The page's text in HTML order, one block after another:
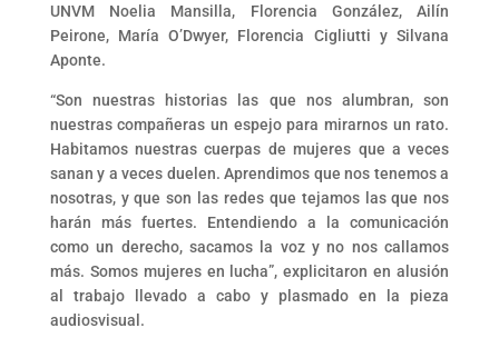
UNVM Noelia Mansilla, Florencia González, Ailín
Peirone, María O’Dwyer, Florencia Cigliutti y Silvana
Aponte.
“Son nuestras historias las que nos alumbran, son
nuestras compañeras un espejo para mirarnos un rato.
Habitamos nuestras cuerpas de mujeres que a veces
sanan y a veces duelen. Aprendimos que nos tenemos a
nosotras, y que son las redes que tejamos las que nos
harán más fuertes. Entendiendo a la comunicación
como un derecho, sacamos la voz y no nos callamos
más. Somos mujeres en lucha”, explicitaron en alusión
al trabajo llevado a cabo y plasmado en la pieza
audiosvisual.